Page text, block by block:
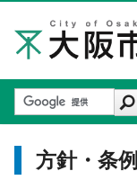
方針・条例